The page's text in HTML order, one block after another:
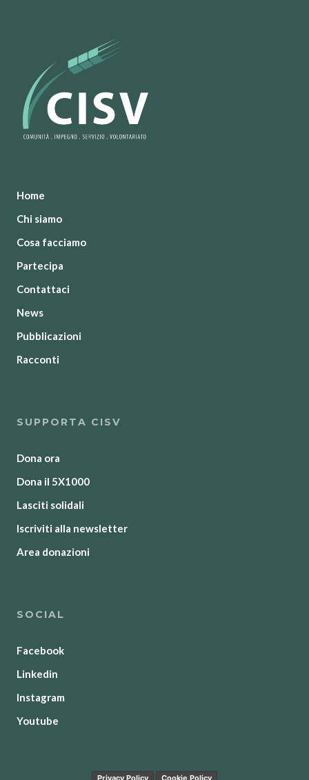
Home
Chi siamo
Cosa facciamo
Partecipa
Contattaci
News
Pubblicazioni
Racconti
SUPPORTA CISV
Dona ora
Dona il 5X1000
Lasciti solidali
Iscriviti alla newsletter
Area donazioni
SOCIAL
Facebook
Linkedin
Instagram
Youtube
Privacy Policy Cookie Policy